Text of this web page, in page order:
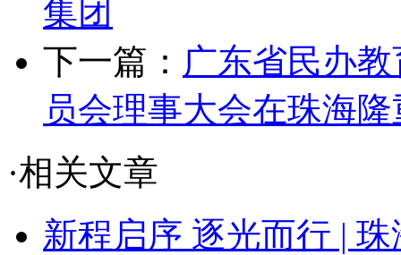
集团
下一篇： 广东省民办
员会理事大会在珠海
·相关文章
新程启序 逐光而行 |